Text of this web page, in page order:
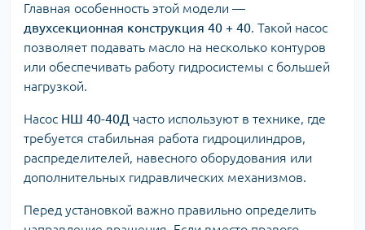
Главная особенность этой модели —
двухсекционная конструкция 40 + 40. Такой насос
позволяет подавать масло на несколько контуров
или обеспечивать работу гидросистемы с большей
нагрузкой.
Насос НШ 40-40Д часто используют в технике, где
требуется стабильная работа гидроцилиндров,
распределителей, навесного оборудования или
дополнительных гидравлических механизмов.
Перед установкой важно правильно определить